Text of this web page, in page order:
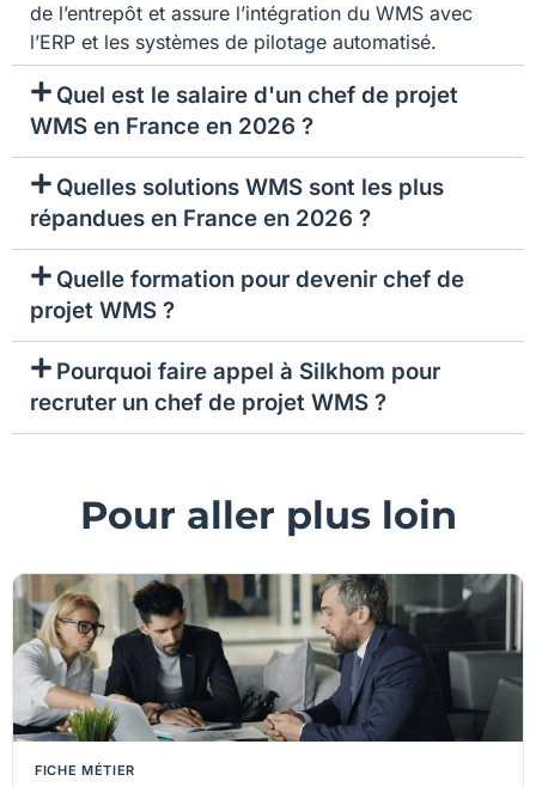
de l’entrepôt et assure l’intégration du WMS avec
l’ERP et les systèmes de pilotage automatisé.
Quel est le salaire d'un chef de projet
WMS en France en 2026 ?
Quelles solutions WMS sont les plus
répandues en France en 2026 ?
Quelle formation pour devenir chef de
projet WMS ?
Pourquoi faire appel à Silkhom pour
recruter un chef de projet WMS ?
Pour aller plus loin
FICHE MÉTIER